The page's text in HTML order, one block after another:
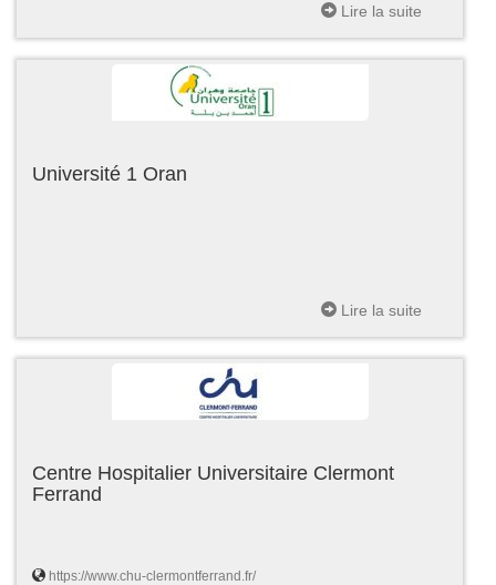
Lire la suite
Université 1 Oran
Lire la suite
Centre Hospitalier Universitaire Clermont
Ferrand
https://www.chu-clermontferrand.fr/